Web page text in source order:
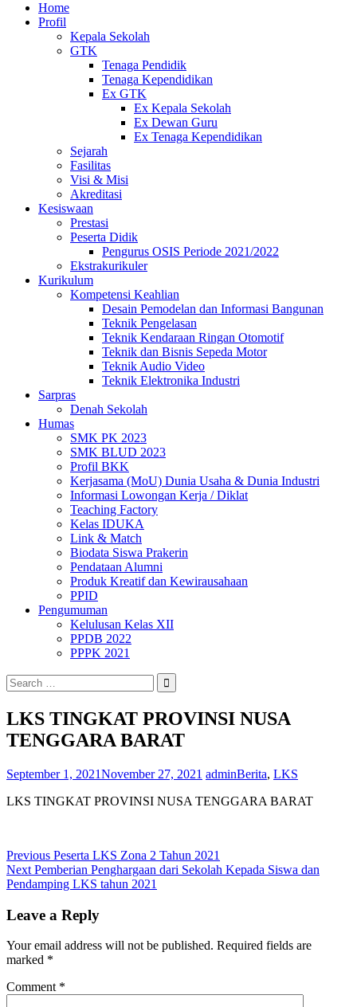
Home
Profil
Kepala Sekolah
GTK
Tenaga Pendidik
Tenaga Kependidikan
Ex GTK
Ex Kepala Sekolah
Ex Dewan Guru
Ex Tenaga Kependidikan
Sejarah
Fasilitas
Visi & Misi
Akreditasi
Kesiswaan
Prestasi
Peserta Didik
Pengurus OSIS Periode 2021/2022
Ekstrakurikuler
Kurikulum
Kompetensi Keahlian
Desain Pemodelan dan Informasi Bangunan
Teknik Pengelasan
Teknik Kendaraan Ringan Otomotif
Teknik dan Bisnis Sepeda Motor
Teknik Audio Video
Teknik Elektronika Industri
Sarpras
Denah Sekolah
Humas
SMK PK 2023
SMK BLUD 2023
Profil BKK
Kerjasama (MoU) Dunia Usaha & Dunia Industri
Informasi Lowongan Kerja / Diklat
Teaching Factory
Kelas IDUKA
Link & Match
Biodata Siswa Prakerin
Pendataan Alumni
Produk Kreatif dan Kewirausahaan
PPID
Pengumuman
Kelulusan Kelas XII
PPDB 2022
PPPK 2021
Search
for:
LKS TINGKAT PROVINSI NUSA
TENGGARA BARAT
September 1, 2021November 27, 2021 adminBerita, LKS
LKS TINGKAT PROVINSI NUSA TENGGARA BARAT
Post
navigation
Previous Previous
post:
Peserta LKS Zona 2 Tahun 2021
Next Next
post:
Pemberian Penghargaan dari Sekolah Kepada Siswa dan
Pendamping LKS tahun 2021
Leave a Reply
Your email address will not be published. Required fields are
marked *
Comment *